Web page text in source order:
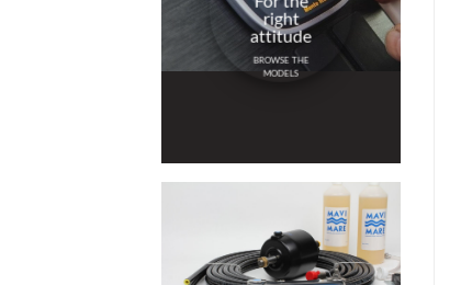
right
attitude
BROWSE THE
MODELS